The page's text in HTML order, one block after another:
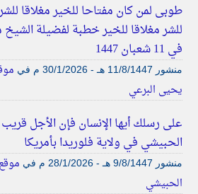
طوبى لمن كان مفتاحا للخير مغلاقا
للشر مغلاقا للخير خطبة لفضيلة
في 11 شعبان 1447
منشور في
يحيى البرعي
على رسلك أيها الإنسان فإن الأجل
الحبيشي في ولاية فلوريدا بأمريكا
منشور في
الحبيشي